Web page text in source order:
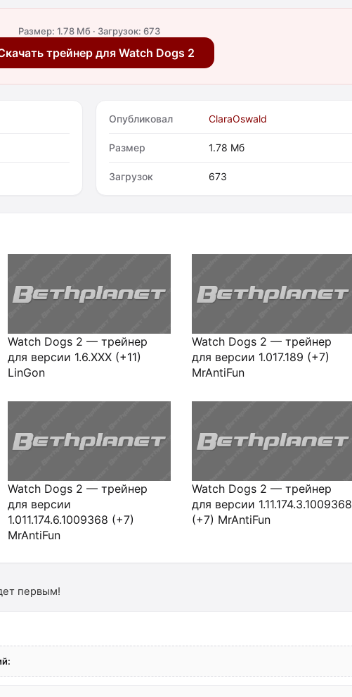
Размер: 1.78 Мб · Загрузок: 673
трейнер для Watch Dogs 2
Опубликовал ClaraOswald
Размер 1.78 Мб
Загрузок 673
Watch Dogs 2 — трейнер
для версии 1.6.XXX (+11)
LinGon
Watch Dogs 2 — трейнер
для версии 1.017.189 (+7)
MrAntiFun
Watch Dogs 2 — трейнер
для версии
1.011.174.6.1009368 (+7)
MrAntiFun
Watch Dogs 2 — трейнер
для версии 1.11.174.3.1009368
(+7) MrAntiFun
первым!